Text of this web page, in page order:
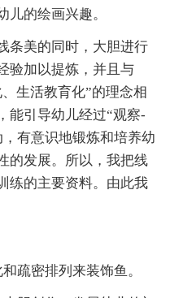
儿的绘画兴趣。
美的同时，大胆进行
验加以提炼，并且与
生活教育化”的理念相
能引导幼儿经过“观察-
有意识地锻炼和培养幼
的发展。所以，我把线
练的主要资料。由此我
密排列来装饰鱼。